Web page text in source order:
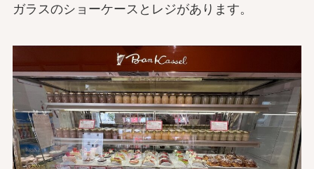
ガラスのショーケースとレジがあります。